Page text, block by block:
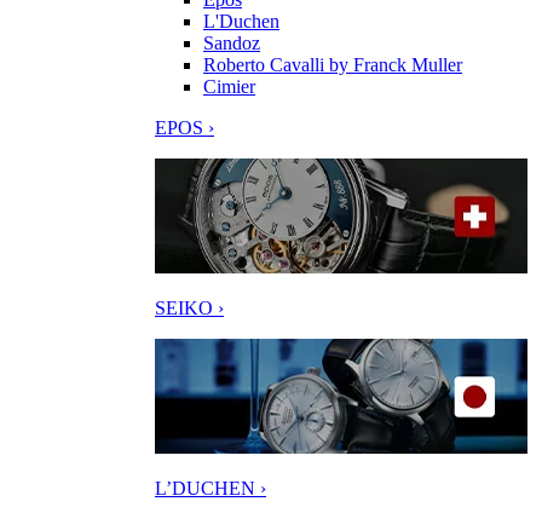
L'Duchen
Sandoz
Roberto Cavalli by Franck Muller
Cimier
EPOS ›
SEIKO ›
L’DUCHEN ›